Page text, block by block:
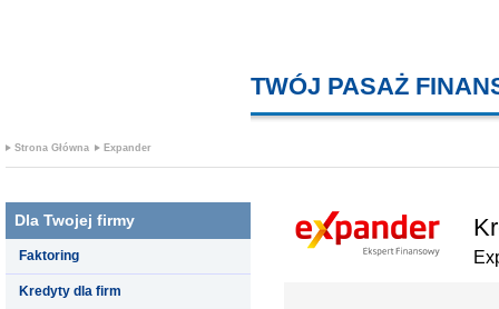
TWÓJ PASAŻ
Strona Główna Expander
Dla Twojej firmy
Faktoring
Kredyty dla firm